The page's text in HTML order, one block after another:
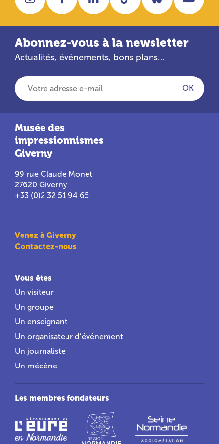
Abonnez-vous à la newsletter
Actualités, événements, bons plans…
Votre adresse e-mail
OK
Musée des
impressionnismes
Giverny
99 rue Claude Monet
27620 Giverny
+33 (0)2 32 51 94 65
Venez à Giverny
Contactez-nous
Vous êtes
Un visiteur
Un groupe
Un enseignant
Un organisateur d’événement
Un journaliste
Un mécène
Les membres fondateurs